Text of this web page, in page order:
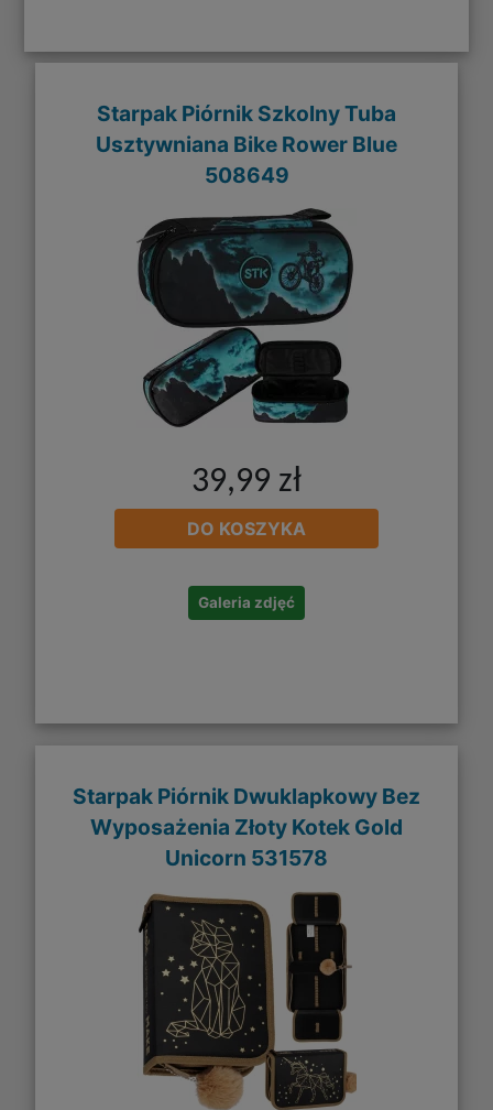
Starpak Piórnik Szkolny Tuba
Usztywniana Bike Rower Blue
508649
39,99 zł
DO KOSZYKA
Galeria zdjęć
Starpak Piórnik Dwuklapkowy Bez
Wyposażenia Złoty Kotek Gold
Unicorn 531578